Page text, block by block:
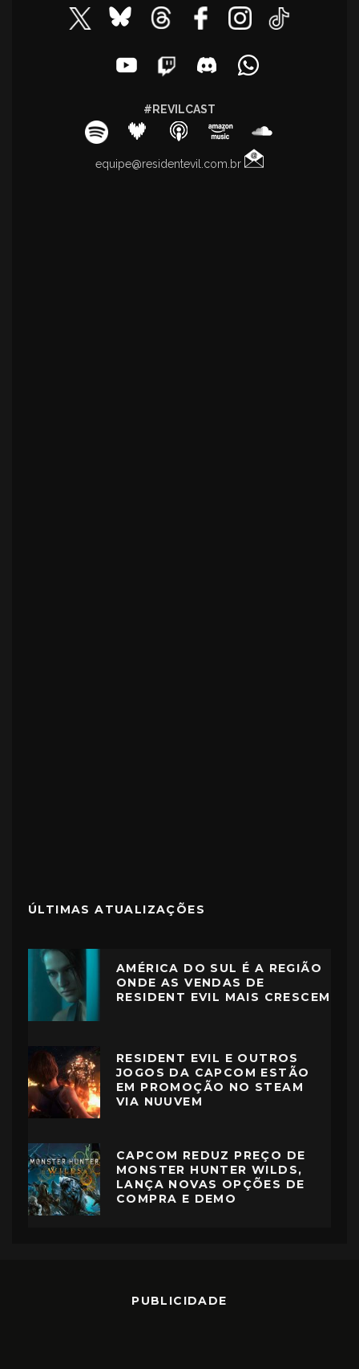
#REVILCAST
equipe@residentevil.com.br
ÚLTIMAS ATUALIZAÇÕES
AMÉRICA DO SUL É A REGIÃO
ONDE AS VENDAS DE
RESIDENT EVIL MAIS CRESCEM
RESIDENT EVIL E OUTROS
JOGOS DA CAPCOM ESTÃO
EM PROMOÇÃO NO STEAM
VIA NUUVEM
CAPCOM REDUZ PREÇO DE
MONSTER HUNTER WILDS,
LANÇA NOVAS OPÇÕES DE
COMPRA E DEMO
PUBLICIDADE